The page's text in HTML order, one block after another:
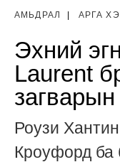
АМЬДРАЛ | АРГА
Эхний
Laurent
Роузи
Кроуфорд ба